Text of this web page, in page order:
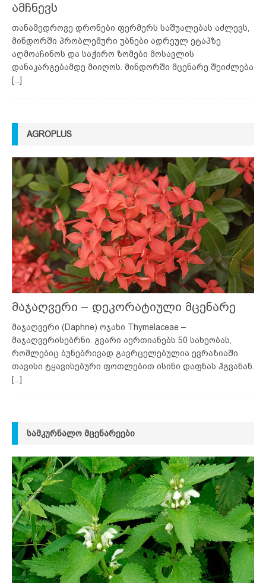
ამჩნევს
თანამედროვე დრონები ფერმერს საშუალებას აძლევს,
მინდორში პრობლემური უბნები ადრეულ ეტაპზე
აღმოაჩინოს და საჭირო ზომები მოსავლის
დანაკარგებამდე მიიღოს. მინდორში მცენარე შეიძლება
[...]
AGROPLUS
მაჯაღვერი – დეკორატიული მცენარე
მაჯაღვერი (Daphne) ოჯახი Thymelaceae –
მაჯაღვერისებრნი. გვარი აერთიანებს 50 სახეობას,
რომლებიც ბუნებრივად გავრცელებულია ევრაზიაში.
თავისი ტყავისებური ფოთლებით ისინი დაფნას ჰგვანან.
[...]
ᲡᲐᲛᲙᲣᲠᲜᲐᲚᲝ ᲛᲪᲔᲜᲐᲠᲔᲔᲑᲘ